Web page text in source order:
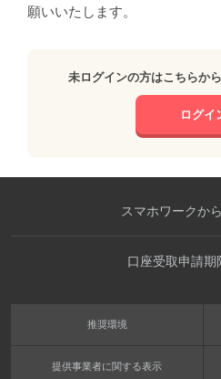
願いいたします。
未ログインの方はこちらか
ログイ
スマホワークか
口座受取申請期
推奨環境
提供事業者に関する表示